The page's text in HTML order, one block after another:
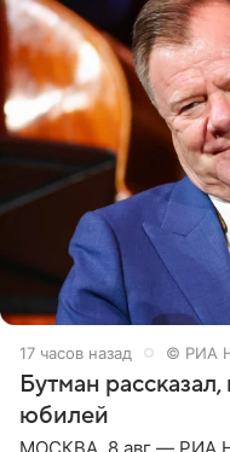
17 часов назад © РИА
Бутман
юбилей
МОСКВА, 8 авг — РИА